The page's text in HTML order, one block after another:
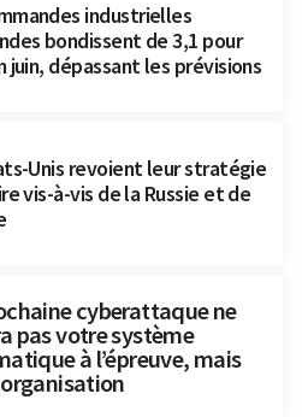
industrielles
bondissent de 3,1 pour
juin, dépassant les prévisions
Unis revoient leur stratégie
vis-à-vis de la Russie et de
cyberattaque ne
pas votre système
à l’épreuve, mais